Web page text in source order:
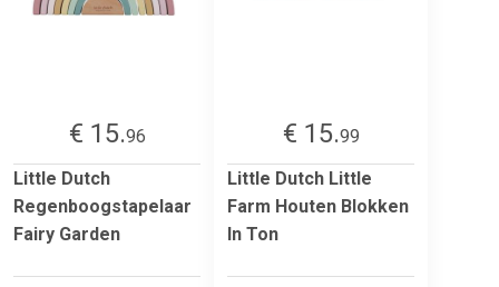
€ 15.96
Little Dutch
Regenboogstapelaar
Fairy Garden
€ 15.99
Little Dutch Little
Farm Houten Blokken
In Ton